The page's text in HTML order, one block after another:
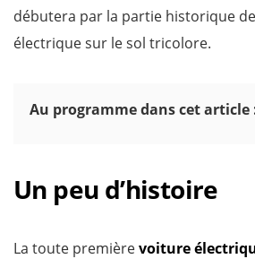
débutera par la partie historique
électrique sur le sol tricolore.
Au programme dans cet article
Un peu d’histoire
La toute premièrevoiture